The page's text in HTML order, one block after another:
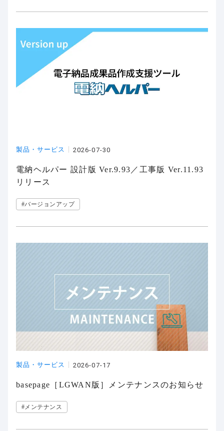
製品・サービス 2026-07-30
電納ヘルパー 設計版 Ver.9.93／工事版 Ver.11.93
リリース
#バージョンアップ
製品・サービス 2026-07-17
basepage［LGWAN版］メンテナンスのお知らせ
#メンテナンス